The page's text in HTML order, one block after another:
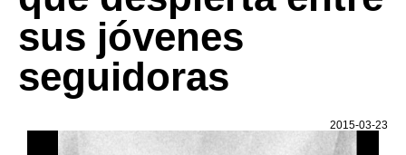
sus jóvenes
seguidoras
2015-03-23